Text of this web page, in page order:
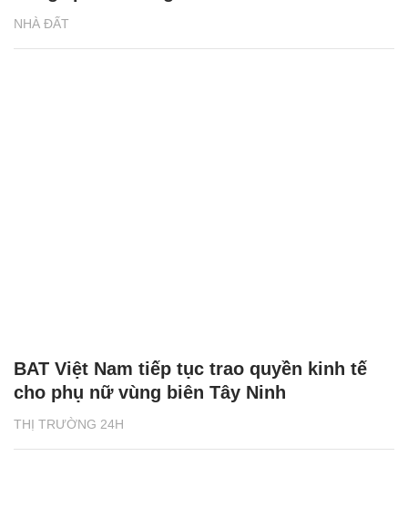
NHÀ ĐẤT
THỊ TRƯỜNG 24H
BAT Việt Nam tiếp tục trao quyền kinh tế
cho phụ nữ vùng biên Tây Ninh